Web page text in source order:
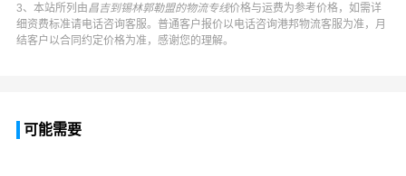
3、本站所列由昌吉到锡林郭勒盟的物流专线价格与运费为参考价格，如需详
细资费标准请电话咨询客服。普通客户报价以电话咨询港邦物流客服为准，月
结客户以合同约定价格为准，感谢您的理解。
可能需要